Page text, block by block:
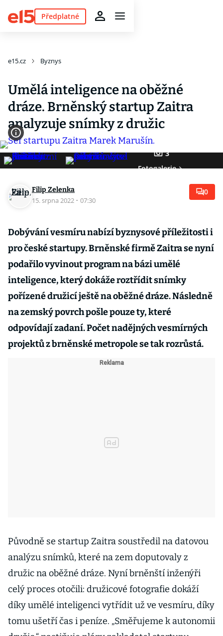
Předplatné
e15.cz Byznys
Umělá inteligence na oběžné
dráze. Brněnský startup Zaitra
analyzuje snímky z družic
3
Fotogalerie
Filip Zelenka
15. srpna 2022 · 07:30
0
Dobývání vesmíru nabízí byznysové příležitosti i
pro české startupy. Brněnské firmě Zaitra se nyní
podařilo vyvinout program na bázi umělé
inteligence, který dokáže roztřídit snímky
pořízené družicí ještě na oběžné dráze. Následně
na zemský povrch pošle pouze ty, které
odpovídají zadaní. Počet nadějných vesmírných
projektů z brněnské metropole se tak rozrůstá.
Původně se startup Zaitra soustředil na datovou
analýzu snímků, které na zem doputovaly z
družic na oběžné dráze. Nyní brněnští inženýři
celý proces otočili: družicové fotografie dokáží
díky umělé inteligenci vytřídit už ve vesmíru, díky
tomu ušetří čas i peníze. „Směřujeme k autonomii